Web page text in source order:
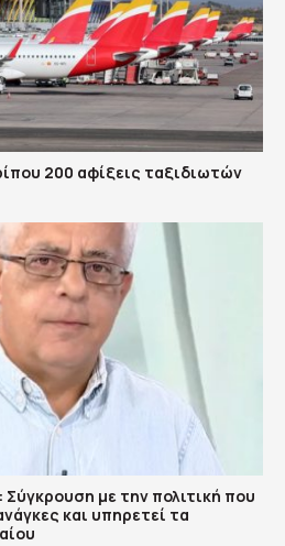
200 αφίξεις ταξιδιωτών
με την πολιτική που
και υπηρετεί τα